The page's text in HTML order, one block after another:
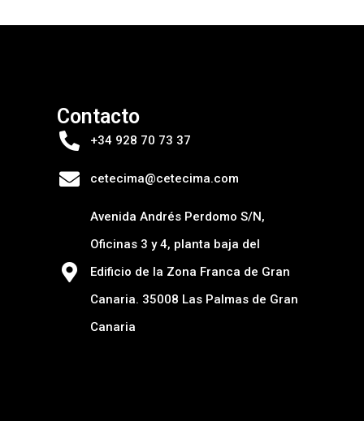
Contacto
+34 928 70 73 37
cetecima@cetecima.com
Avenida Andrés Perdomo S/N,
Oficinas 3 y 4, planta baja del
Edificio de la Zona Franca de Gran
Canaria. 35008 Las Palmas de Gran
Canaria